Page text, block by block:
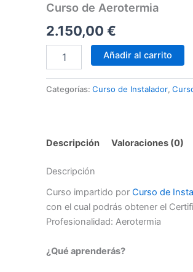
Curso de Aerotermia
2.150,00 €
Añadir al carrito
Categorías: Curso de Instalador,
Descripción Valoraciones (0)
Descripción
Curso impartido por Curso de
con el cual podrás obtener el
Profesionalidad: Aerotermia
¿Qué aprenderás?